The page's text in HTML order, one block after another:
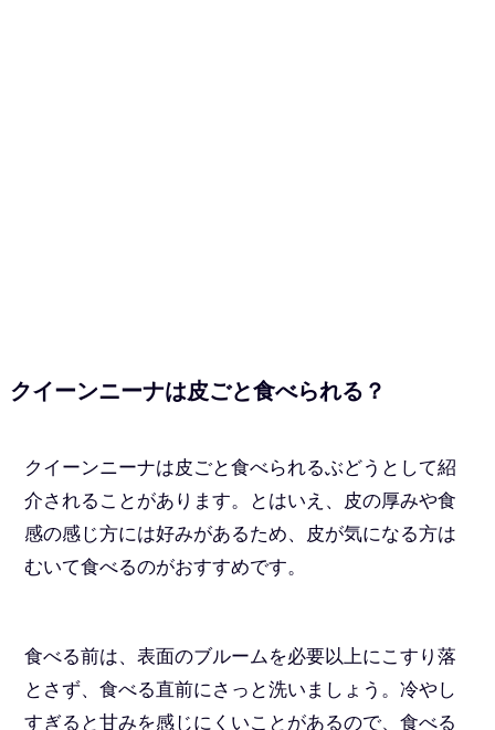
クイーンニーナは皮ごと食べられる？
クイーンニーナは皮ごと食べられるぶどうとして紹
介されることがあります。とはいえ、皮の厚みや食
感の感じ方には好みがあるため、皮が気になる方は
むいて食べるのがおすすめです。
食べる前は、表面のブルームを必要以上にこすり落
とさず、食べる直前にさっと洗いましょう。冷やし
すぎると甘みを感じにくいことがあるので、食べる